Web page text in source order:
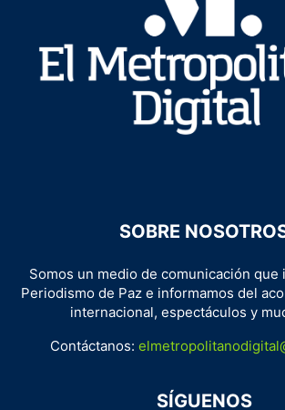
SOBRE
Somos un medio de comunicación que
Periodismo de Paz e informamos del
internacional, espectáculos y
Contáctanos:
SÍGUENOS